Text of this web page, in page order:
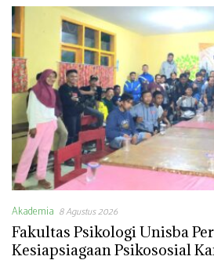
Akademia 8 Agustus 2026
Fakultas Psikologi Unisba
Kesiapsiagaan Psikososial